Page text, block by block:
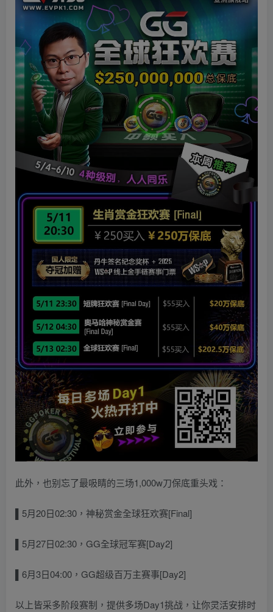
此外，也别忘了最吸睛的三场1,000w刀保底重头戏：
▌5月20日02:30，神秘赏金全球狂欢赛[Final]
▌5月27日02:30，GG全球冠军赛[Day2]
▌6月3日04:00，GG超级百万主赛事[Day2]
以上皆采多阶段赛制，提供多场Day1挑战，让你灵活安排时